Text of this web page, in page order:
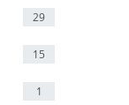
29
15
1